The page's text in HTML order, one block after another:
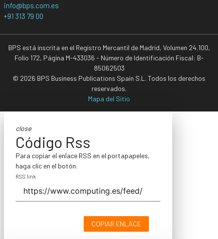
info@bps.com.es
+91 313 79 00
BPS está inscrita en el Registro Mercantil de Madrid, Volumen 24.100,
Folio 172, Página M-433036 - Número de Identificación Fiscal: B-
85062503
© 2026 BPS Business Publications Spain S.L. Todos los derechos
reservados.
Mapa del Sitio
close
Código Rss
Para copiar el enlace RSS en el portapapeles,
haga clic en el botón.
RSS link
COPIAR ENLACE